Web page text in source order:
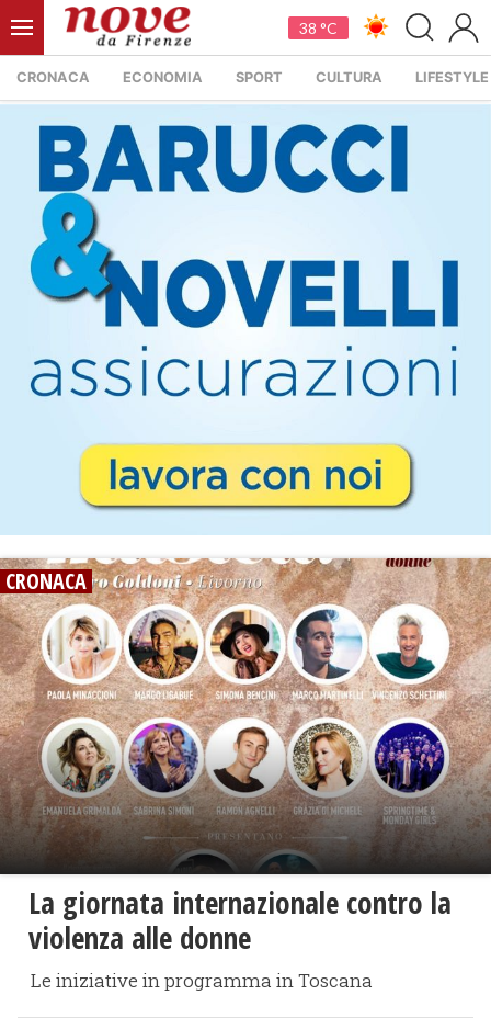
38 °C
CRONACA ECONOMIA SPORT CULTURA LIFESTYLE
CRONACA
La giornata internazionale contro la
violenza alle donne
Le iniziative in programma in Toscana